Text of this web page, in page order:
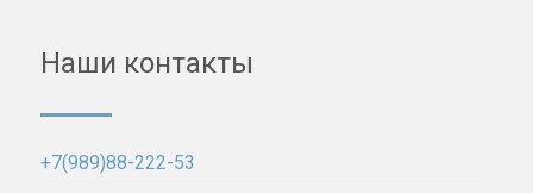
Наши контакты
+7(989)88-222-53